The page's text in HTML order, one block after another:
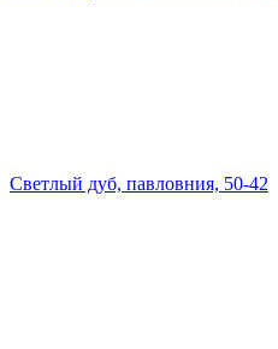
Светлый дуб, павловния, 50-42